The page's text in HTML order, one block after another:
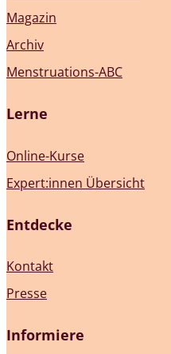
Magazin
Archiv
Menstruations-ABC
Lerne
Online-Kurse
Expert:innen Übersicht
Entdecke
Kontakt
Presse
Informiere